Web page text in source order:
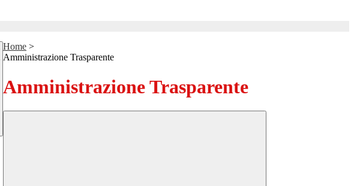
Home >
Amministrazione Trasparente
Amministrazione Trasparente